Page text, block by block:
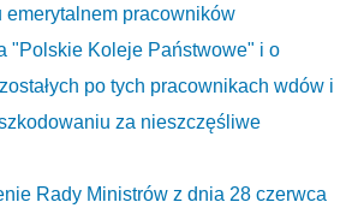
emerytalnem pracowników
"Polskie Koleje Państwowe" i o
po tych pracownikach wdów i
za nieszczęśliwe
Rady Ministrów z dnia 28 czerwca